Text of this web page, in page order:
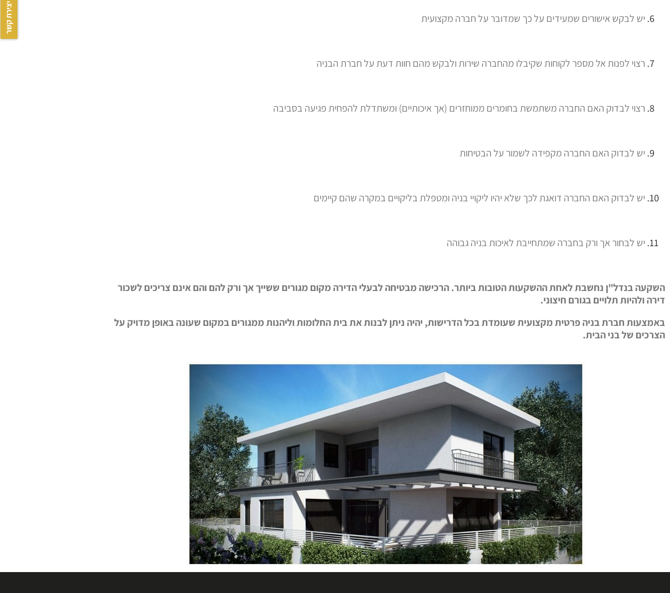
יש לבקש אישורים שמעידים על כך שמדובר על חברה מקצועית
רצוי לפנות אל מספר לקוחות שקיבלו מהחברה שירות ולבקש מהם חוות דעת על חברת הבניה
רצוי לבדוק האם החברה משתמשת בחומרים ממוחזרים (אך איכותיים) ומשתדלת להפחית פגיעה בסביבה
יש לבדוק האם החברה מקפידה לשמור על הבטיחות
יש לבדוק האם החברה דואגת לכך שלא יהיו ליקויי בניה ומטפלת בליקויים במקרה שהם קיימים
יש לבחור אך ורק בחברה שמתחייבת לאיכות בניה גבוהה
השקעה בנדל"ן נחשבת לאחת ההשקעות הטובות ביותר. הרכישה מבטיחה לבעלי הדירה מקום מגורים ששייך אך ורק להם והם אינם צריכים לשכור
דירה ולהיות תלויים בגורם חיצוני.
באמצעות חברת בניה פרטית מקצועית שעומדת בכל הדרישות, יהיה ניתן לבנות את בית החלומות וליהנות ממגורים במקום שעונה באופן מדויק על
הצרכים של בני הבית.
יצירת קשר